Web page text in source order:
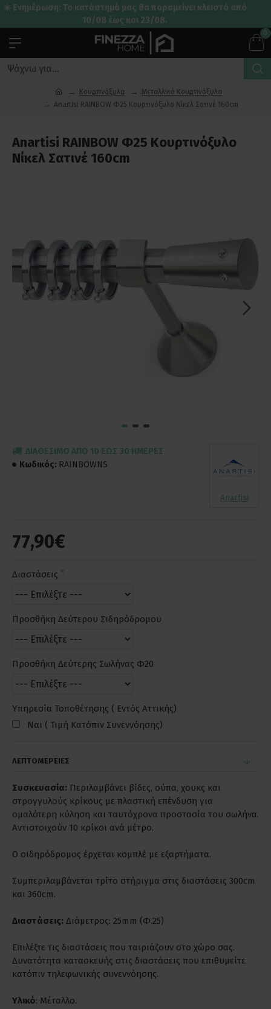
☀️ Ενημέρωση: Το κατάστημά μας θα παραμείνει κλειστό από
10/08 έως και 23/08.
0
Κουρτινόξυλα
Μεταλλικά Κουρτινόξυλα
Anartisi RAINBOW Φ25 Κουρτινόξυλο Νίκελ Σατινέ 160cm
Anartisi RAINBOW Φ25 Κουρτινόξυλο
Νίκελ Σατινέ 160cm
77,90€
ΔΙΑΘΈΣΙΜΟ ΑΠΌ 10 ΈΩΣ 30 ΗΜΈΡΕΣ
Κωδικός: RAINBOWNS
Anartisi
Διαστάσεις
Προσθήκη Δεύτερου Σιδηρόδρομου
Προσθήκη Δεύτερης Σωλήνας Φ20
Υπηρεσία Τοποθέτησης ( Εντός Αττικής)
Ναι ( Τιμή Κατόπιν Συνεννόησης)
ΛΕΠΤΟΜΕΡΕΙΕΣ
Συσκευασία: Περιλαμβάνει βίδες, ούπα, χουκς και
στρογγυλούς κρίκους με πλαστική επένδυση για
ομαλότερη κύληση και ταυτόχρονα προστασία του σωλήνα.
Αντιστοιχούν 10 κρίκοι ανά μέτρο.
Ο σιδηρόδρομος έρχεται κομπλέ με εξαρτήματα.
Συμπεριλαμβάνεται τρίτο στήριγμα στις διαστάσεις 300cm
και 360cm.
Διαστάσεις: Διάμετρος: 25mm (Φ.25)
Επιλέξτε τις διαστάσεις που ταιριάζουν στο χώρο σας.
Δυνατότητα κατασκευής στις διαστάσεις που επιθυμείτε
κατόπιν τηλεφωνικής συνεννόησης.
Υλικό: Μέταλλο.